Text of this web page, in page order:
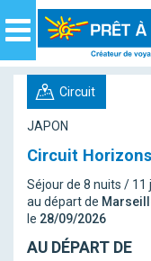
Navigation
Circuit
JAPON
Circuit
Séjour de 8 nuits / 11
au départ de
le 28/09/2026
AU DÉPART DE
Panneau de gestion des